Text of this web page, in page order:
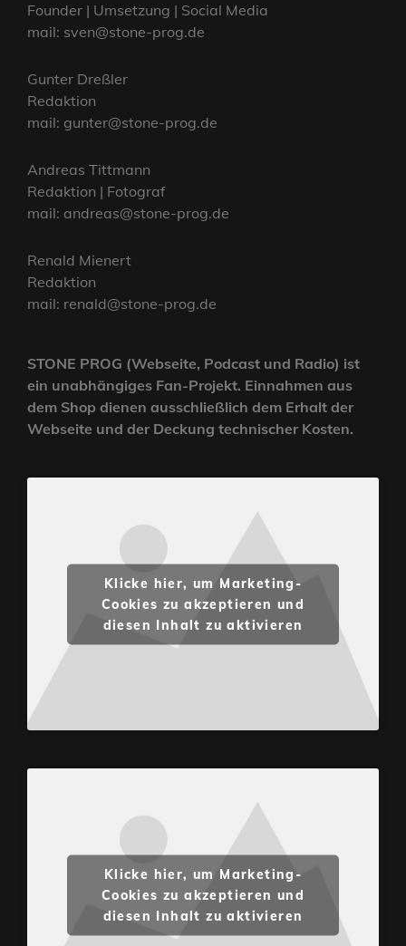
Founder | Umsetzung | Social Media
mail: sven@stone-prog.de
Gunter Dreßler
Redaktion
mail: gunter@stone-prog.de
Andreas Tittmann
Redaktion | Fotograf
mail: andreas@stone-prog.de
Renald Mienert
Redaktion
mail: renald@stone-prog.de
STONE PROG (Webseite, Podcast und Radio) ist
ein unabhängiges Fan-Projekt. Einnahmen aus
dem Shop dienen ausschließlich dem Erhalt der
Webseite und der Deckung technischer Kosten.
Klicke hier, um Marketing-
Cookies zu akzeptieren und
diesen Inhalt zu aktivieren
Klicke hier, um Marketing-
Cookies zu akzeptieren und
diesen Inhalt zu aktivieren